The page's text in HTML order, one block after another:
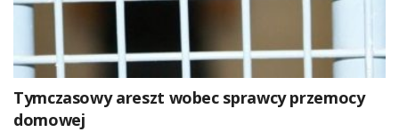
Tymczasowy areszt wobec sprawcy przemocy
domowej